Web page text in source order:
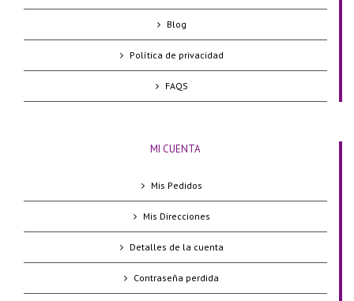
Blog
Política de privacidad
FAQS
MI CUENTA
Mis Pedidos
Mis Direcciones
Detalles de la cuenta
Contraseña perdida